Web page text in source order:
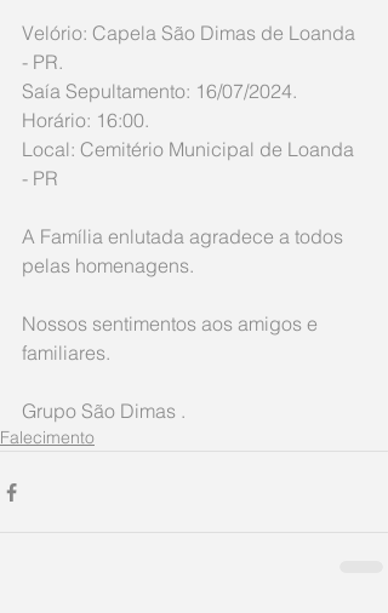
Velório: Capela São Dimas de Loanda
- PR.
Saía Sepultamento: 16/07/2024.
Horário: 16:00.
Local: Cemitério Municipal de Loanda
- PR
A Família enlutada agradece a todos
pelas homenagens.
Nossos sentimentos aos amigos e
familiares.
Grupo São Dimas .
Falecimento